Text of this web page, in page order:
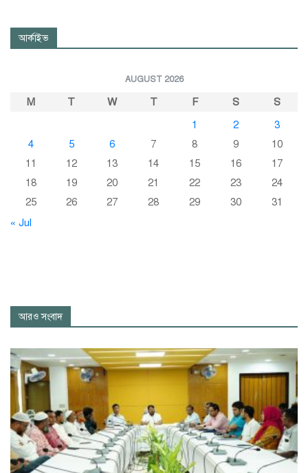
আর্কাইভ
AUGUST 2026
M T W T F S
S
1
2
3
4
5 6 7 8 9
10
11
12 13 14 15 16
17
18
19 20 21 22 23
24
25
26 27 28 29 30
31
« Jul
আরও সংবাদ